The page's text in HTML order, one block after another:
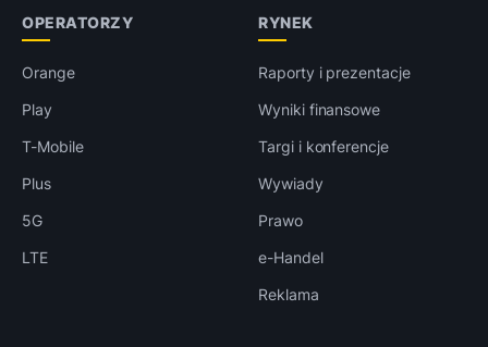
OPERATORZY
Orange
Play
T-Mobile
Plus
5G
LTE
RYNEK
Raporty i prezentacje
Wyniki finansowe
Targi i konferencje
Wywiady
Prawo
e-Handel
Reklama